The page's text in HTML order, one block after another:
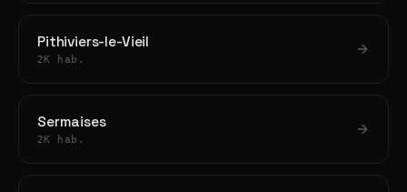
Pithiviers-le-Vieil
2K hab.
Sermaises
2K hab.